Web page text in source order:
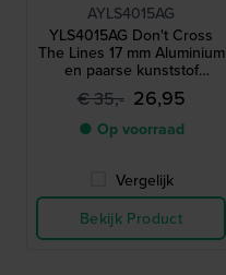
AYLS4015AG
YLS4015AG Don't Cross
The Lines 17 mm Aluminium
en paarse kunststof
schakelband
€ 35,- 26,95
● Op voorraad
Vergelijk
Bekijk Product